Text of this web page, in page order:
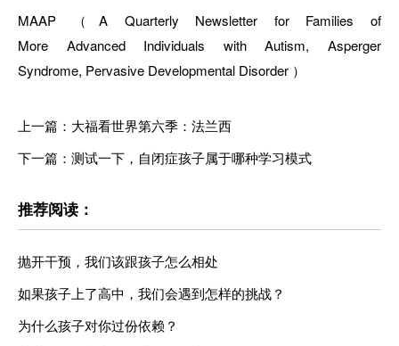
MAAP （A Quarterly Newsletter for Families of
More Advanced Individuals with Autism, Asperger
Syndrome, Pervasive Developmental Disorder ）
上一篇：大福看世界第六季：法兰西
下一篇：测试一下，自闭症孩子属于哪种学习模式
推荐阅读：
抛开干预，我们该跟孩子怎么相处
如果孩子上了高中，我们会遇到怎样的挑战？
为什么孩子对你过份依赖？